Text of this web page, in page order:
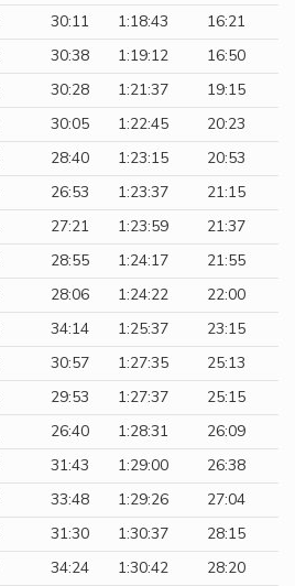
30:11 1:18:43
16:21
30:38 1:19:12
16:50
30:28 1:21:37
19:15
30:05 1:22:45
20:23
28:40 1:23:15
20:53
26:53 1:23:37
21:15
27:21 1:23:59
21:37
28:55 1:24:17
21:55
28:06 1:24:22
22:00
34:14 1:25:37
23:15
30:57 1:27:35
25:13
29:53 1:27:37
25:15
26:40 1:28:31
26:09
31:43 1:29:00
26:38
33:48 1:29:26
27:04
31:30 1:30:37
28:15
34:24 1:30:42
28:20